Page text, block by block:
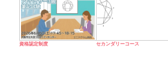
資格認定制度 セカンダリーコース